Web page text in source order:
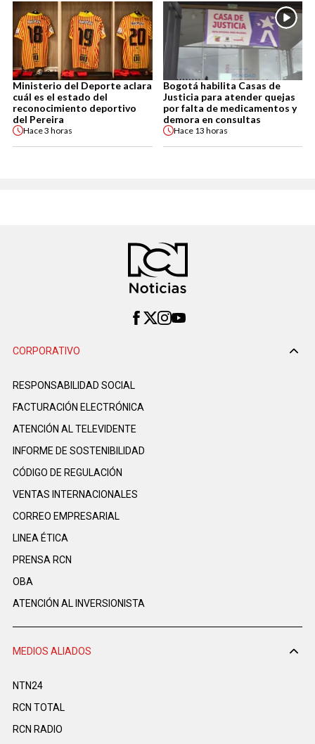
Ministerio del Deporte aclara
cuál es el estado del
reconocimiento deportivo
del Pereira
Hace3 horas
Bogotá habilita Casas de
Justicia para atender quejas
por falta de medicamentos y
demora en consultas
Hace 13 horas
CORPORATIVO
RESPONSABILIDAD SOCIAL
FACTURACIÓN ELECTRÓNICA
ATENCIÓN AL TELEVIDENTE
INFORME DE SOSTENIBILIDAD
CÓDIGO DE REGULACIÓN
VENTAS INTERNACIONALES
CORREO EMPRESARIAL
LINEA ÉTICA
PRENSA RCN
OBA
ATENCIÓN AL INVERSIONISTA
MEDIOS ALIADOS
NTN24
RCN TOTAL
RCN RADIO